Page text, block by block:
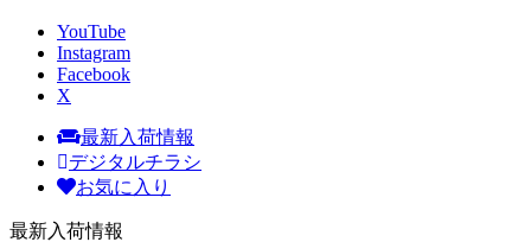
YouTube
Instagram
Facebook
X
最新入荷情報
デジタルチラシ
お気に入り
最新入荷情報